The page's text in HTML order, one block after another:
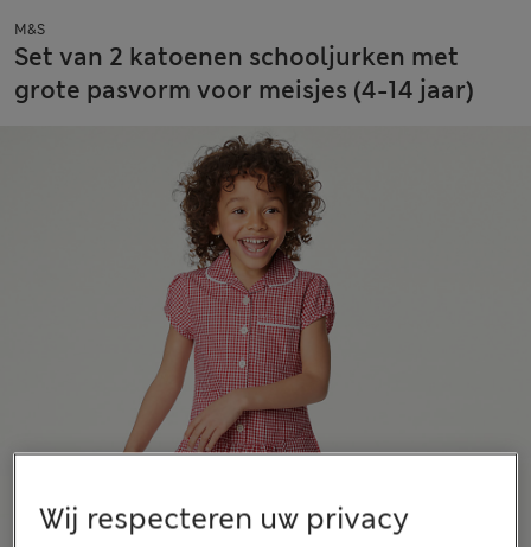
M&S
Set van 2 katoenen schooljurken met
grote pasvorm voor meisjes (4-14 jaar)
Wij respecteren uw privacy